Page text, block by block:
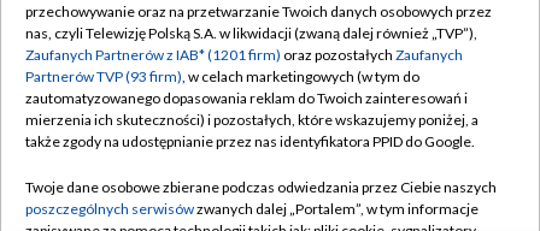
Abonament TVP
Emisja w TVP
Centrum informacji TVP
Naziemna Telewizja Cyfrowa
Rada Programowa
Regulamin TVP
Polityka prywatności
Moje zgody
Pomoc
Kontakt
przechowywanie oraz na przetwarzanie Twoich danych osobowych przez
nas, czyli Telewizję Polską S.A. w likwidacji (zwaną dalej również „TVP”),
Zaufanych Partnerów z IAB* (1201 firm) oraz pozostałych Zaufanych
Partnerów TVP (93 firm), w celach marketingowych (w tym do
zautomatyzowanego dopasowania reklam do Twoich zainteresowań i
mierzenia ich skuteczności) i pozostałych, które wskazujemy poniżej, a
także zgody na udostępnianie przez nas identyfikatora PPID do Google.
Twoje dane osobowe zbierane podczas odwiedzania przez Ciebie naszych
poszczególnych serwisówzwanych dalej „Portalem”, w tym informacje